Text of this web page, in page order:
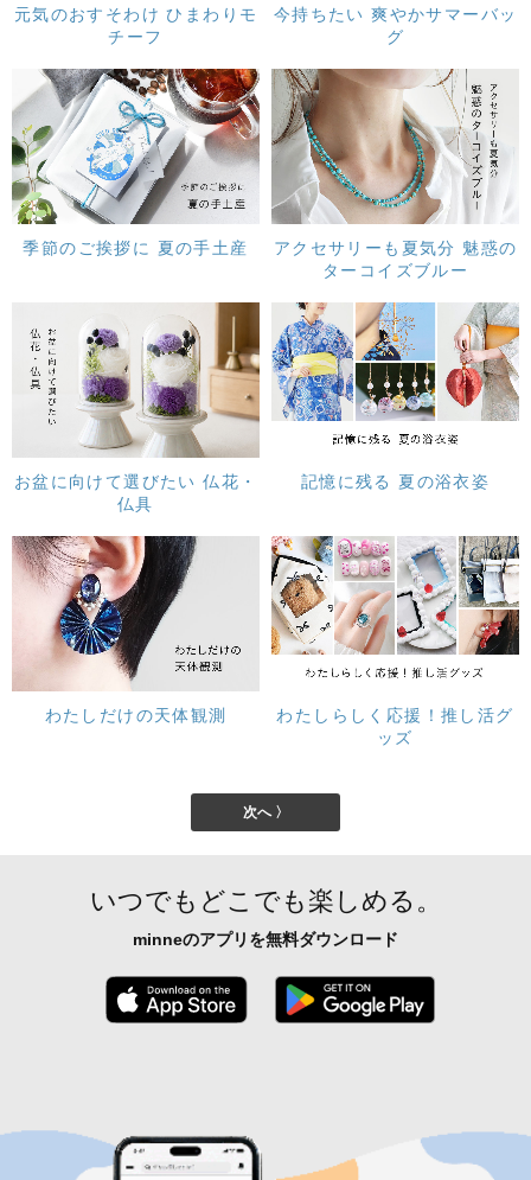
元気のおすそわけ ひまわりモ
チーフ
今持ちたい 爽やかサマーバッ
グ
季節のご挨拶に 夏の手土産
アクセサリーも夏気分 魅惑の
ターコイズブルー
お盆に向けて選びたい 仏花・
仏具
記憶に残る 夏の浴衣姿
わたしだけの天体観測
わたしらしく応援！推し活グ
ッズ
次へ 〉
いつでもどこでも楽しめる。
minneのアプリを無料ダウンロード
App Store からダウンロード